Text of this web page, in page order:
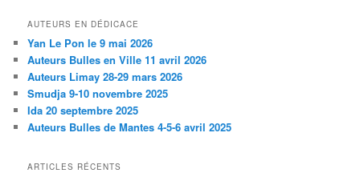
AUTEURS EN DÉDICACE
Yan Le Pon le 9 mai 2026
Auteurs Bulles en Ville 11 avril 2026
Auteurs Limay 28-29 mars 2026
Smudja 9-10 novembre 2025
Ida 20 septembre 2025
Auteurs Bulles de Mantes 4-5-6 avril 2025
ARTICLES RÉCENTS